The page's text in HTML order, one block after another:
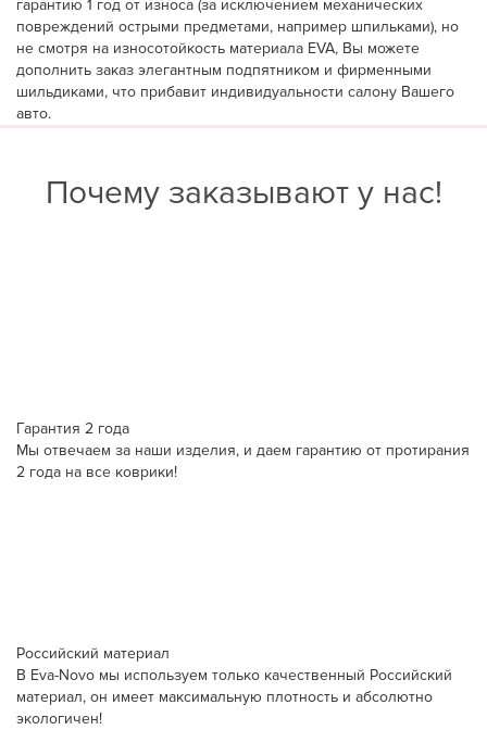
гарантию 1 год от износа (за исключением механических
повреждений острыми предметами, например шпильками), но
не смотря на износотойкость материала EVA, Вы можете
дополнить заказ элегантным подпятником и фирменными
шильдиками, что прибавит индивидуальности салону Вашего
авто.
Почему заказывают у нас!
Гарантия 2 года
Мы отвечаем за наши изделия, и даем гарантию от протирания
2 года на все коврики!
Российский материал
В Eva-Novo мы используем только качественный Российский
материал, он имеет максимальную плотность и абсолютно
экологичен!